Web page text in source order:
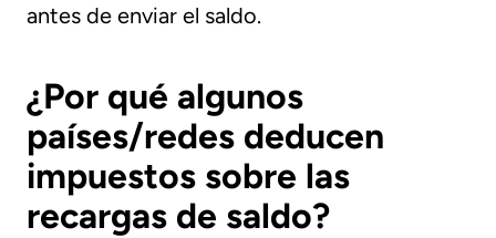
antes de enviar el saldo.
¿Por qué algunos
países/redes deducen
impuestos sobre las
recargas de saldo?